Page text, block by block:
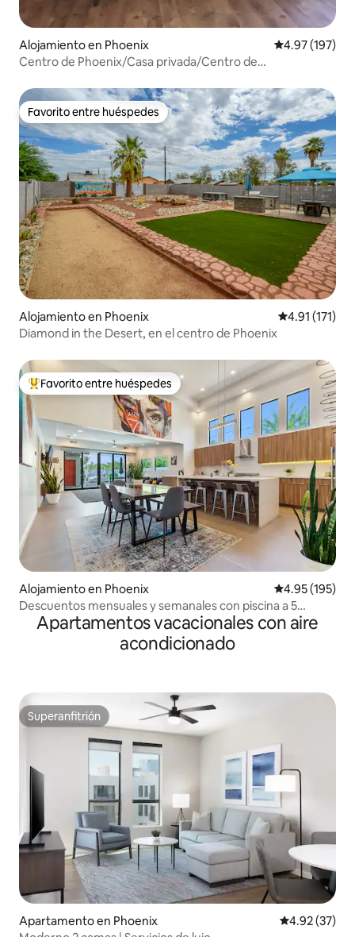
Alojamiento en Phoenix Calificación
4.97 (197)
Centro de Phoenix/Casa privada/Centro de
Favorito entre huéspedes
Favorito entre huéspedes
Alojamiento en Phoenix Calificación
4.91 (171)
Diamond in the Desert, en el centro de Phoenix
Favorito entre huéspedes preferido
Favorito entre huéspedes
Alojamiento en Phoenix Calificación
4.95 (195)
Descuentos mensuales y semanales con piscina a 5
minutos de DT PHX
Apartamentos vacacionales con aire
acondicionado
Superanfitrión
Superanfitrión
Apartamento en Phoenix Calificación
4.92 (37)